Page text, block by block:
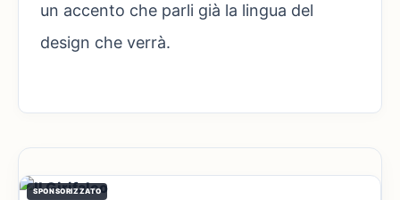
un accento che parli già la lingua del
design che verrà.
SPONSORIZZATO